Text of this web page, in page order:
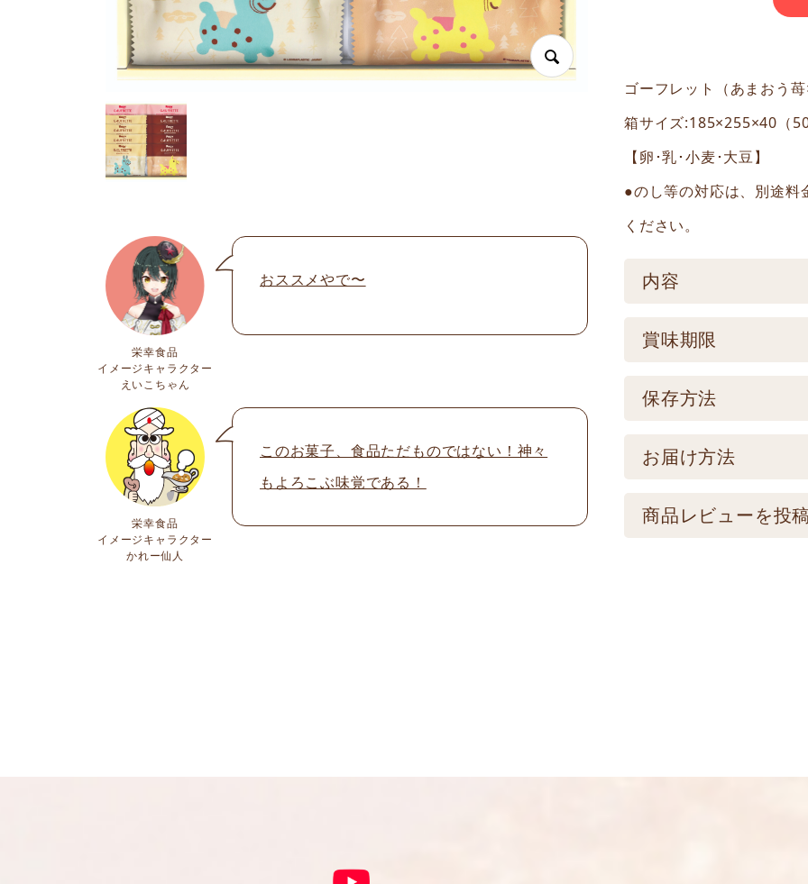
栄幸食品
イメージキャラクター
えいこちゃん
おススメやで〜
栄幸食品
イメージキャラクター
かれー仙人
このお菓子、食品ただものではない！神々
もよろこぶ味覚である！
ゴーフレット（あまおう
箱サイズ:185×255×40（50
【卵･乳･小麦･大豆】
●のし等の対応は、別途料
ください。
内容
ケース／入数
賞味期限
賞味期限
品とは異なります。】
保存方法
保存方法
けてください。
お届け方法
配送方法
商品レビューを投